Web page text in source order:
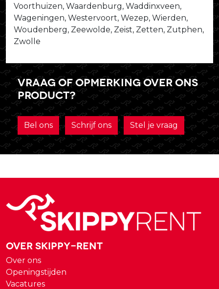
Voorthuizen, Waardenburg, Waddinxveen,
Wageningen, Westervoort, Wezep, Wierden,
Woudenberg, Zeewolde, Zeist, Zetten, Zutphen,
Zwolle
Vraag of opmerking over ons
product?
Bel ons Schrijf ons Stel je vraag
Over Skippy-rent
Over ons
Openingstijden
Vacatures